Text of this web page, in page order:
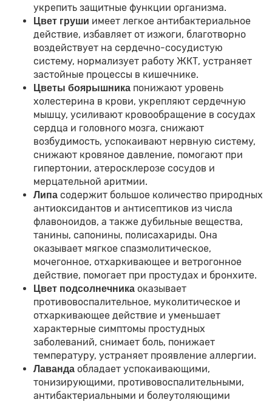
укрепить защитные функции организма.
Цвет груши имеет легкое антибактериальное
действие, избавляет от изжоги, благотворно
воздействует на сердечно-сосудистую
систему, нормализует работу ЖКТ, устраняет
застойные процессы в кишечнике.
Цветы боярышника понижают уровень
холестерина в крови, укрепляют сердечную
мышцу, усиливают кровообращение в сосудах
сердца и головного мозга, снижают
возбудимость, успокаивают нервную систему,
снижают кровяное давление, помогают при
гипертонии, атеросклерозе сосудов и
мерцательной аритмии.
Липа содержит большое количество природных
антиоксидантов и антисептиков из числа
флавоноидов, а также дубильные вещества,
танины, сапонины, полисахариды. Она
оказывает мягкое спазмолитическое,
мочегонное, отхаркивающее и ветрогонное
действие, помогает при простудах и бронхите.
Цвет подсолнечника оказывает
противовоспалительное, муколитическое и
отхаркивающее действие и уменьшает
характерные симптомы простудных
заболеваний, снимает боль, понижает
температуру, устраняет проявление аллергии.
Лаванда обладает успокаивающими,
тонизирующими, противовоспалительными,
антибактериальными и болеутоляющими